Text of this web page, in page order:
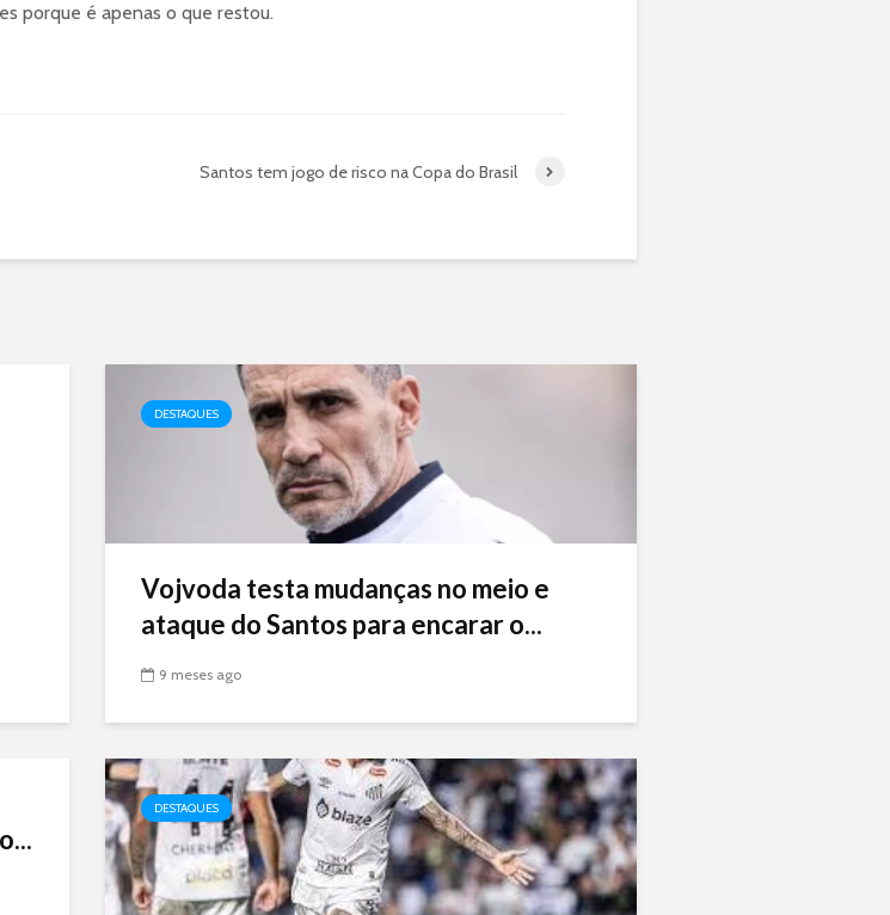
porque é apenas o que restou.
Santos tem jogo de risco na Copa do Brasil
DESTAQUES
Vojvoda testa mudanças no meio e
ataque do Santos para encarar o...
9 meses ago
DESTAQUES